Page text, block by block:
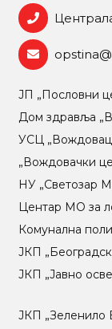
ЈП „Пословни
Дом здравља
УСЦ
„Вождовачки
НУ „Светозар
Центар МO за
Комунална
ЈКП
ЈКП „Јавно
ЈКП „Зеленило